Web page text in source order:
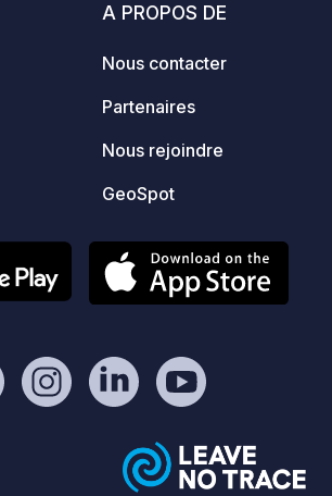
A PROPOS DE
Nous contacter
Partenaires
Nous rejoindre
GeoSpot